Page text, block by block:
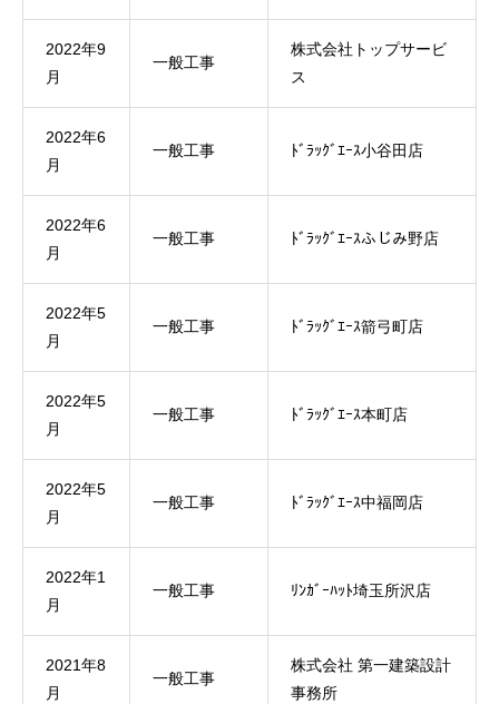
2022年9
月
一般工事
株式会社トップサービ
ス
2022年6
月
一般工事 ﾄﾞﾗｯｸﾞｴｰｽ小谷田店
2022年6
月
一般工事 ﾄﾞﾗｯｸﾞｴｰｽふじみ野店
2022年5
月
一般工事 ﾄﾞﾗｯｸﾞｴｰｽ箭弓町店
2022年5
月
一般工事 ﾄﾞﾗｯｸﾞｴｰｽ本町店
2022年5
月
一般工事 ﾄﾞﾗｯｸﾞｴｰｽ中福岡店
2022年1
月
一般工事 ﾘﾝｶﾞｰﾊｯﾄ埼玉所沢店
2021年8
月
一般工事
株式会社 第一建築設計
事務所